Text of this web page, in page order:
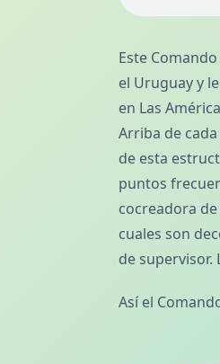
Este
el Uruguay y
en Las
Arriba de
de esta
puntos
cocreadora
cuales son
de supervisor.
Así el